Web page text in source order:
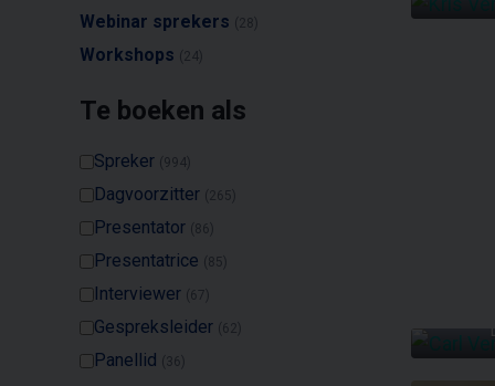
Webinar sprekers (28)
Workshops (24)
Te boeken als
Spreker (994)
Dagvoorzitter (265)
Presentator (86)
Presentatrice (85)
Interviewer (67)
Gespreksleider (62)
Panellid (36)